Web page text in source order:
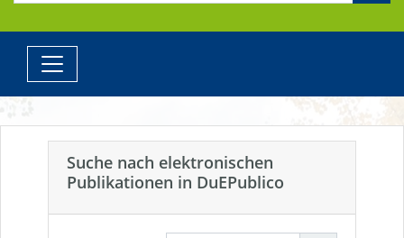
Suche nach elektronischen
Publikationen in DuEPublico